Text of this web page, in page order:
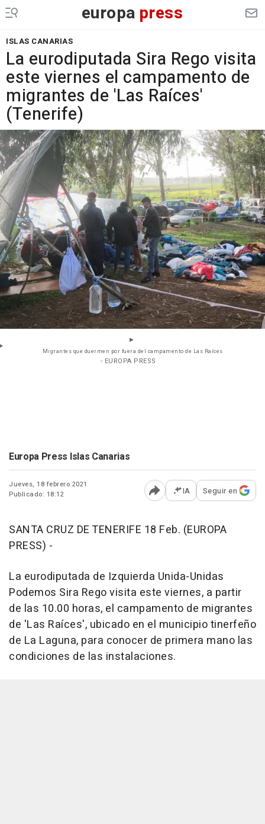
europa press
ISLAS CANARIAS
La eurodiputada Sira Rego visita
este viernes el campamento de
migrantes de 'Las Raíces'
(Tenerife)
Migrantes que duermen por fuera del campamento de Las Raíces
- EUROPA PRESS
Europa Press Islas Canarias
Jueves, 18 febrero 2021
Publicado: 18:12
Abrir opciones para
IA Seguir en
SANTA CRUZ DE TENERIFE 18 Feb. (EUROPA
PRESS) -
La eurodiputada de Izquierda Unida-Unidas
Podemos Sira Rego visita este viernes, a partir
de las 10.00 horas, el campamento de migrantes
de 'Las Raíces', ubicado en el municipio tinerfeño
de La Laguna, para conocer de primera mano las
condiciones de las instalaciones.